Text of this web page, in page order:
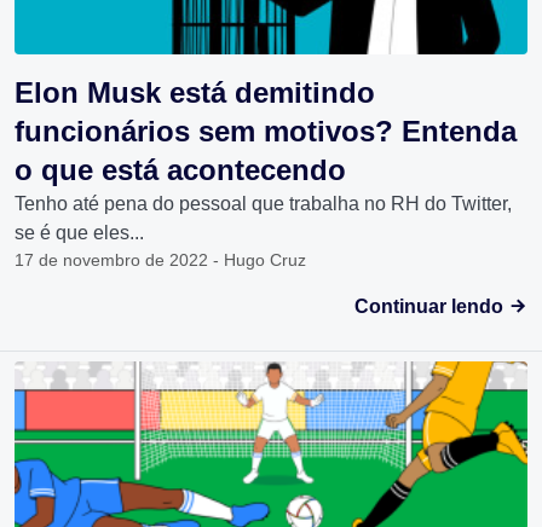
Elon Musk está demitindo
funcionários sem motivos? Entenda
o que está acontecendo
Tenho até pena do pessoal que trabalha no RH do Twitter,
se é que eles...
17 de novembro de 2022 - Hugo Cruz
Continuar lendo